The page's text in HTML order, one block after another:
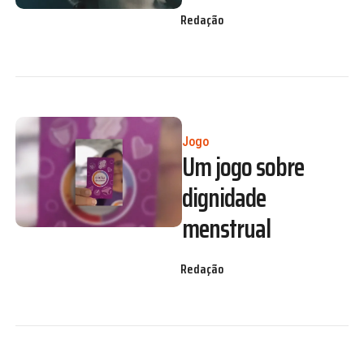
Redação
Jogo
Um jogo sobre
dignidade
menstrual
Redação